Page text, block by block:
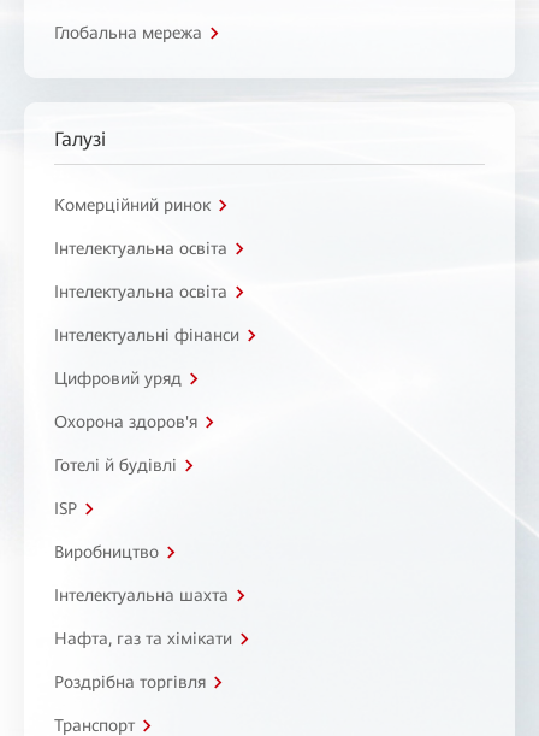
Глобальна мережа
Галузі
Комерційний ринок
Інтелектуальна освіта
Інтелектуальна освіта
Інтелектуальні фінанси
Цифровий уряд
Охорона здоров'я
Готелі й будівлі
ISP
Виробництво
Інтелектуальна шахта
Нафта, газ та хімікати
Роздрібна торгівля
Транспорт